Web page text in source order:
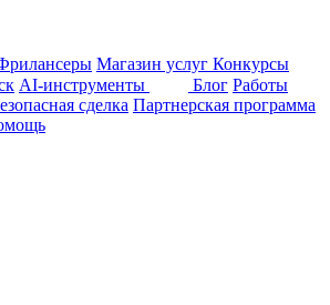
Магазин услуг Конкурсы
AI-инструменты Блог Работы
сделка Партнерская программа